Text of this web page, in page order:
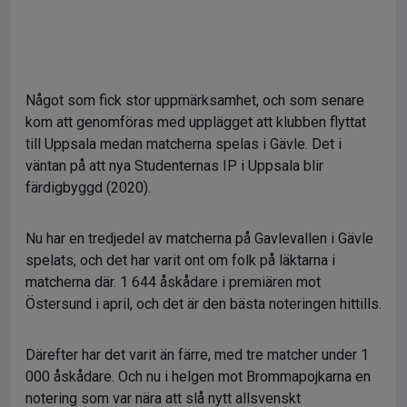
Något som fick stor uppmärksamhet, och som senare
kom att genomföras med upplägget att klubben flyttat
till Uppsala medan matcherna spelas i Gävle. Det i
väntan på att nya Studenternas IP i Uppsala blir
färdigbyggd (2020).
Nu har en tredjedel av matcherna på Gavlevallen i Gävle
spelats, och det har varit ont om folk på läktarna i
matcherna där. 1 644 åskådare i premiären mot
Östersund i april, och det är den bästa noteringen hittills.
Därefter har det varit än färre, med tre matcher under 1
000 åskådare. Och nu i helgen mot Brommapojkarna en
notering som var nära att slå nytt allsvenskt